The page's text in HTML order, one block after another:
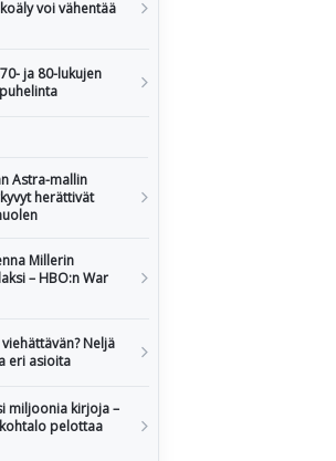
voi vähentää
ja 80-lukujen
Astra-mallin
herättivät
Millerin
– HBO:n War
Neljä
eri asioita
miljoonia kirjoja –
pelottaa